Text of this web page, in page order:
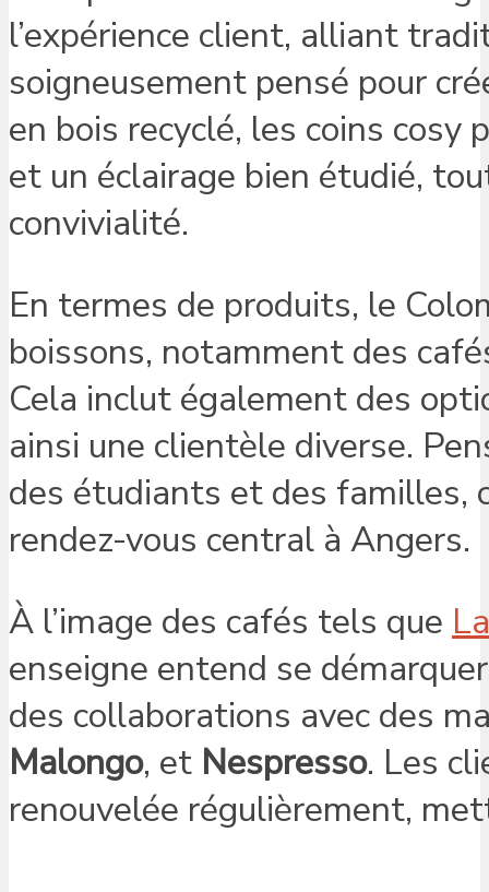
l’expérience client, alliant
soigneusement pensé pour
en bois recyclé, les coins cosy
et un éclairage bien étudié,
convivialité.
En termes de produits, le
boissons, notamment des
Cela inclut également des
ainsi une clientèle diverse.
des étudiants et des familles,
rendez-vous central à Angers.
À l’image des cafés tels que
enseigne entend se
des collaborations avec des
Malongo, et Nespresso. Les
renouvelée régulièrement,